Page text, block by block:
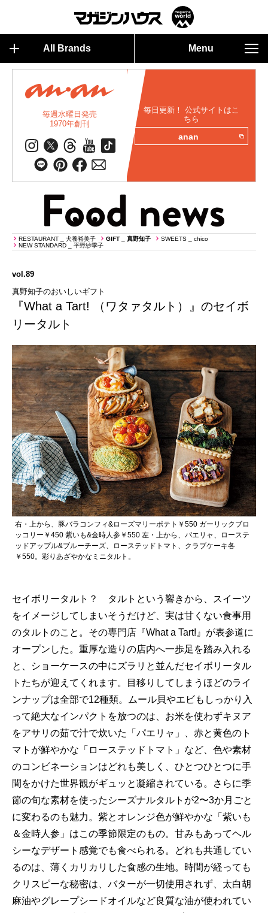
All Brands Menu
毎週水曜日発売
1970年創刊
毎日更新！ 公式サイトはこ
ちら
anan
RESTAURANT _ 犬養裕美子 GIFT _ 真野知子
SWEETS _ chico
NEW STANDARD _ 平野紗季子
vol.89
真野知子のおいしいギフト
『What a Tart! （ワタァタルト）』のセイボ
リータルト
右・上から、豚バラコンフィ&ローズマリーポテト￥550 ガーリックブロ
ッコリー￥450 紫いも&金時人参￥550 左・上から、パエリャ、ローステ
ッドアップル&ブルーチーズ、ローステッドトマト、クラブケーキ各
￥550。彩りあざやかなミニタルト。
セイボリータルト？ タルトという響きから、スイーツ
をイメージしてしまいそうだけど、実は甘くない食事用
のタルトのこと。その専門店『What a Tart!』が表参道に
オープンした。重厚な造りの店内へ一歩足を踏み入れる
と、ショーケースの中にズラリと並んだセイボリータル
トたちが迎えてくれます。目移りしてしまうほどのライ
ンナップは全部で12種類。ムール貝やエビもしっかり入
って絶大なインパクトを放つのは、お米を使わずキヌア
をアサリの茹で汁で炊いた「パエリャ」、赤と黄色のト
マトが鮮やかな「ローステッドトマト」など、色や素材
のコンビネーションはどれも美しく、ひとつひとつに手
間をかけた世界観がギュッと凝縮されている。さらに季
節の旬な素材を使ったシーズナルタルトが2〜3か月ごと
に変わるのも魅力。紫とオレンジ色が鮮やかな「紫いも
＆金時人参」はこの季節限定のもの。甘みもあってヘル
シーなデザート感覚でも食べられる。どれも共通してい
るのは、薄くカリカリした食感の生地。時間が経っても
クリスピーな秘密は、バターが一切使用されず、太白胡
麻油やグレープシードオイルなど良質な油が使われてい